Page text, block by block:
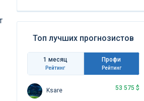
Топ лучших прогнозистов
1 месяц
Рейтинг
Профи
Рейтинг
Ksare 53 575 $